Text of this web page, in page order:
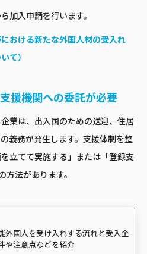
加入申請を行います。
おける新たな外国人材の受入れ
て）
援機関への委託が必要
業は、出入国のための送迎、住居
義務が発生します。支援体制を整
立てて実施する」または「登録支
法があります。
外国人を受け入れする流れと受入企
や注意点などを紹介